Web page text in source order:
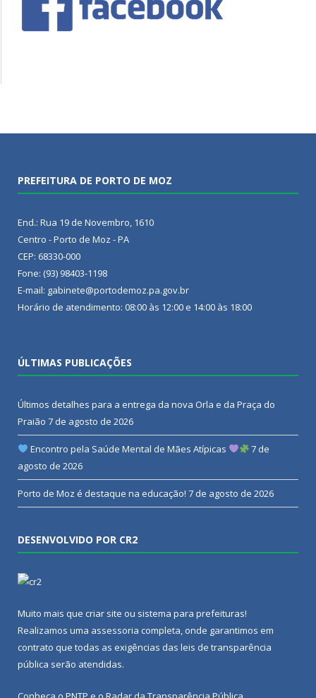
PREFEITURA DE PORTO DE MOZ
End.: Rua 19 de Novembro, 1610
Centro - Porto de Moz - PA
CEP: 68330-000
Fone: (93) 98403-1198
E-mail: gabinete@portodemoz.pa.gov.br
Horário de atendimento: 08:00 às 12:00 e 14:00 às 18:00
ÚLTIMAS PUBLICAÇÕES
Últimos detalhes para a entrega da nova Orla e da Praça do
Praião 7 de agosto de 2026
Encontro pela Saúde Mental de Mães Atípicas
7 de
agosto de 2026
Porto de Moz é destaque na educação! 7 de agosto de 2026
DESENVOLVIDO POR CR2
Muito mais que criar site ou sistema para prefeituras!
Realizamos uma assessoria completa, onde garantimos em
contrato que todas as exigências das leis de transparência
pública serão atendidas.